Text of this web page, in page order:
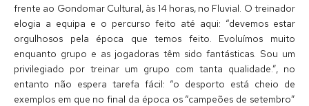
frente ao Gondomar Cultural, às 14 horas, no Fluvial. O treinador
elogia a equipa e o percurso feito até aqui: “devemos estar
orgulhosos pela época que temos feito. Evoluímos muito
enquanto grupo e as jogadoras têm sido fantásticas. Sou um
privilegiado por treinar um grupo com tanta qualidade.”, no
entanto não espera tarefa fácil: “o desporto está cheio de
exemplos em que no final da época os “campeões de setembro”